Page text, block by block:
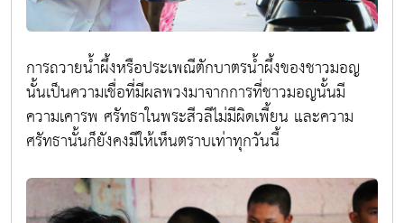
การถวายน้ำผึ้งหรือประเพณีตักบาตรน้ำผึ้งของชาวมอญ
นั้นเป็นความเชื่อที่มีผลพวงมาจากการที่ชาวมอญนั้นมี
ความเคารพ ศรัทธาในพระสีวลีไม่มีผิดเพี้ยน และความ
ศรัทธานั้นก็ยังคงมีให้เห็นตราบเท่าทุกวันนี้